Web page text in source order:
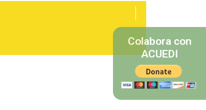
Colabora con
ACUEDI